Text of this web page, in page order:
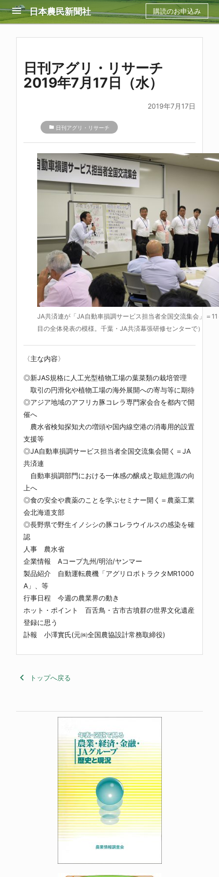
menu 日本農民新聞社 購読のお申込み
日刊アグリ・リサーチ
2019年7月17日（水）
2019年7月17日
folder 日刊アグリ・リサーチ
JA共済連が「JA自動車損調サービス担当者全国交流集会」＝
目の全体発表の模様。千葉・JA共済幕張研修センターで）
〈主な内容〉
◎新JAS規格に人工光型植物工場の葉菜類の栽培管理
取引の円滑化や植物工場の海外展開への寄与等に期待
◎アジア地域のアフリカ豚コレラ専門家会合を都内で開
催へ
農水省検知探知犬の増頭や国内線空港の消毒用的設置
支援等
◎JA自動車損調サービス担当者全国交流集会開く＝JA
共済連
自動車損調部門における一体感の醸成と取組意識の向
上へ
◎食の安全や農薬のことを学ぶセミナー開く＝農薬工業
会北海道支部
◎長野県で野生イノシシの豚コレラウイルスの感染を確
認
人事 農水省
企業情報 Aコープ九州/明治/ヤンマー
製品紹介 自動運転農機「アグリロボトラクタMR1000
A」、等
行事日程 今週の農業界の動き
ホット・ポイント 百舌鳥・古市古墳群の世界文化遺産
登録に思う
訃報 小澤實氏(元㈱全国農協設計常務取締役)
keyboard_arrow_left トップへ戻る